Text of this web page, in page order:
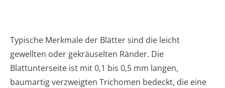
Typische Merkmale der Blätter sind die leicht
gewellten oder gekräuselten Ränder. Die
Blattunterseite ist mit 0,1 bis 0,5 mm langen,
baumartig verzweigten Trichomen bedeckt, die eine